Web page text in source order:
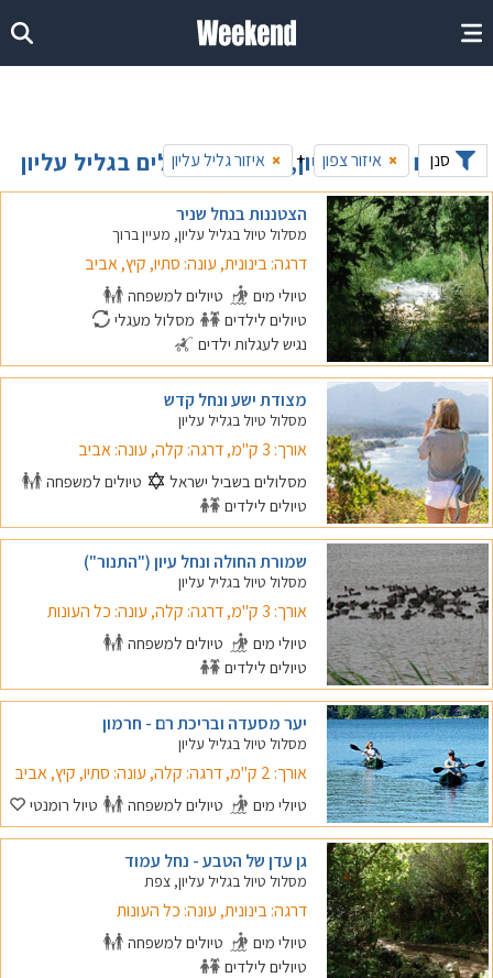
טיולים בגליל עליון, מבחר מסלולים בגליל עליון
סנן × איזור צפון +
× איזור גליל עליון
הצטננות בנחל שניר
מסלול טיול בגליל עליון, מעיין ברוך
דרגה: בינונית, עונה: סתיו, קיץ, אביב
טיולי מים
טיולים למשפחה
טיולים לילדים
מסלול מעגלי
נגיש לעגלות ילדים
מצודת ישע ונחל קדש
מסלול טיול בגליל עליון
אורך: 3 ק"מ, דרגה: קלה, עונה: אביב
מסלולים בשביל ישראל
טיולים למשפחה
טיולים לילדים
שמורת החולה ונחל עיון ("התנור")
מסלול טיול בגליל עליון
אורך: 3 ק"מ, דרגה: קלה, עונה: כל העונות
טיולי מים
טיולים למשפחה
טיולים לילדים
יער מסעדה ובריכת רם - חרמון
מסלול טיול בגליל עליון
אורך: 2 ק"מ, דרגה: קלה, עונה: סתיו, קיץ, אביב
טיולי מים טיולים למשפחה טיול רומנטי
גן עדן של הטבע - נחל עמוד
מסלול טיול בגליל עליון, צפת
דרגה: בינונית, עונה: כל העונות
טיולי מים
טיולים למשפחה
טיולים לילדים